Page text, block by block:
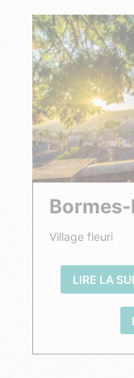
Village fleuri
LIRE LA